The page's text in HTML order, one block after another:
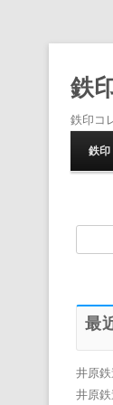
鉄
鉄印コ
鉄
索:
最
井原
井原